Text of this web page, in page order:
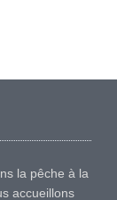
la pêche à la
accueillons